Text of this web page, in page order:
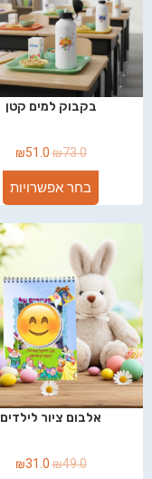
בקבוק למים קטן
₪73.0
₪51.0
בחר אפשרויות
אלבום ציור לילדים
₪49.0
₪31.0